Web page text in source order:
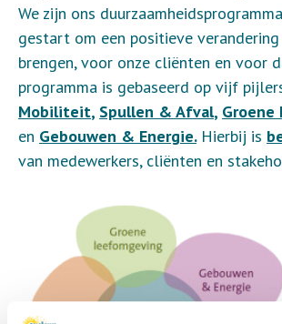
We zijn ons
gestart om een positieve
brengen, voor onze cliënten en voor
programma is gebaseerd op vijf
Mobiliteit, Spullen & Afval, Groene
en Gebouwen & Energie. Hierbij is
van medewerkers, cliënten en